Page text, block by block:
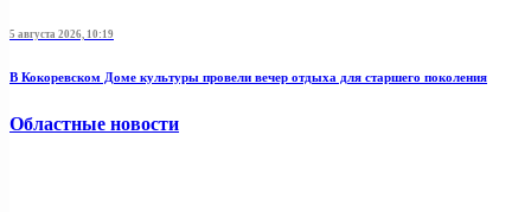
5 августа 2026, 10:19
В Кокоревском Доме культуры провели вечер отдыха для старшего поколения
Областные новости